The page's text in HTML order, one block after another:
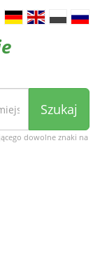
Szukaj
dowolne znaki na